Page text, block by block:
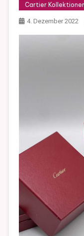
Cartier
4. Dezember 2022